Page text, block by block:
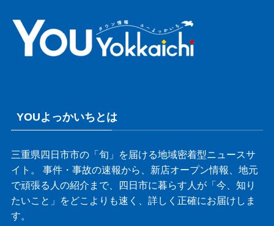
YOUよっかいちとは
三重県四日市市の「旬」を届ける地域密着型ニュースサ
イト。 事件・事故の速報から、新店オープン情報、地元
で頑張る人の紹介まで、四日市に暮らす人が「今、知り
たいこと」をどこよりも速く、詳しく正確にお届けしま
す。